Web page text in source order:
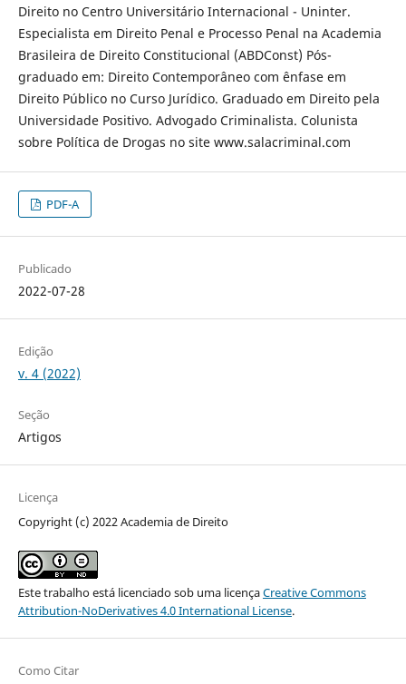
Direito no Centro Universitário Internacional - Uninter.
Especialista em Direito Penal e Processo Penal na Academia
Brasileira de Direito Constitucional (ABDConst) Pós-
graduado em: Direito Contemporâneo com ênfase em
Direito Público no Curso Jurídico. Graduado em Direito pela
Universidade Positivo. Advogado Criminalista. Colunista
sobre Política de Drogas no site www.salacriminal.com
PDF-A
Publicado
2022-07-28
Edição
v. 4 (2022)
Seção
Artigos
Licença
Copyright (c) 2022 Academia de Direito
Este trabalho está licenciado sob uma licençaCreative Commons
Attribution-NoDerivatives 4.0 International License.
Como Citar